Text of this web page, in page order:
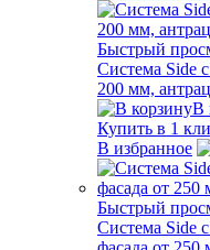
Быстрый
Система Side
200 мм,
В
Купить в 1
В избранное
Быстрый
Система Side